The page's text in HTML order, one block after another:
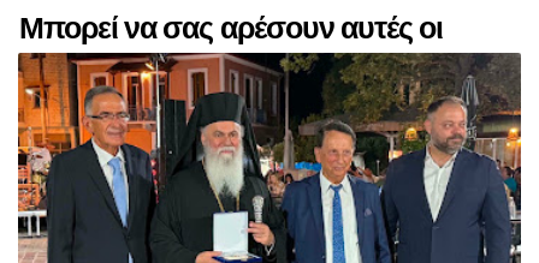
Μπορεί να σας αρέσουν αυτές οι
αναρτήσεις